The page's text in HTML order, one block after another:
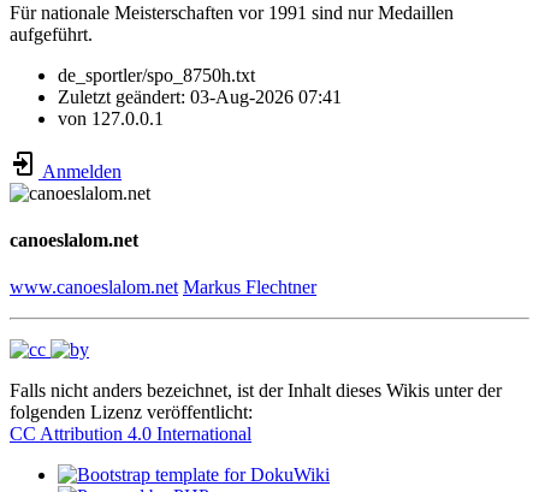
Für nationale Meisterschaften vor 1991 sind nur Medaillen
aufgeführt.
de_sportler/spo_8750h.txt
Zuletzt geändert: 03-Aug-2026 07:41
von 127.0.0.1
Anmelden
canoeslalom.net
www.canoeslalom.net Markus Flechtner
Falls nicht anders bezeichnet, ist der Inhalt dieses Wikis unter der
folgenden Lizenz veröffentlicht:
CC Attribution 4.0 International